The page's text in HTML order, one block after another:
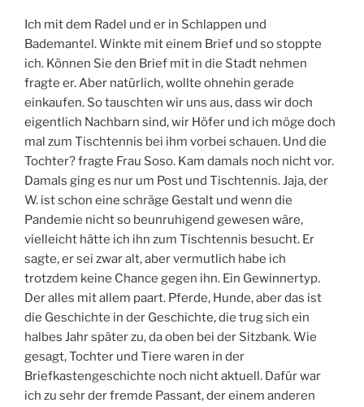
Ich mit dem Radel und er in Schlappen und
Bademantel. Winkte mit einem Brief und so stoppte
ich. Können Sie den Brief mit in die Stadt nehmen
fragte er. Aber natürlich, wollte ohnehin gerade
einkaufen. So tauschten wir uns aus, dass wir doch
eigentlich Nachbarn sind, wir Höfer und ich möge doch
mal zum Tischtennis bei ihm vorbei schauen. Und die
Tochter? fragte Frau Soso. Kam damals noch nicht vor.
Damals ging es nur um Post und Tischtennis. Jaja, der
W. ist schon eine schräge Gestalt und wenn die
Pandemie nicht so beunruhigend gewesen wäre,
vielleicht hätte ich ihn zum Tischtennis besucht. Er
sagte, er sei zwar alt, aber vermutlich habe ich
trotzdem keine Chance gegen ihn. Ein Gewinnertyp.
Der alles mit allem paart. Pferde, Hunde, aber das ist
die Geschichte in der Geschichte, die trug sich ein
halbes Jahr später zu, da oben bei der Sitzbank. Wie
gesagt, Tochter und Tiere waren in der
Briefkastengeschichte noch nicht aktuell. Dafür war
ich zu sehr der fremde Passant, der einem anderen